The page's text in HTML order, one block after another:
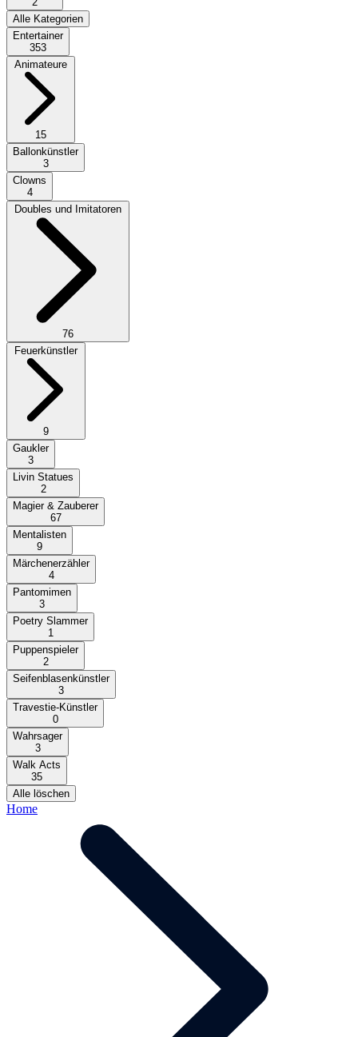
Alle Kategorien
Entertainer
353
15
Ballonkünstler
3
Clowns
4
76
Feuerkünstler
9
Gaukler
3
Livin Statues
2
Magier & Zauberer
67
Mentalisten
9
Märchenerzähler
4
Pantomimen
3
Poetry Slammer
1
Puppenspieler
2
Seifenblasenkünstler
3
Travestie-Künstler
0
Wahrsager
3
Walk Acts
35
Alle löschen
Home